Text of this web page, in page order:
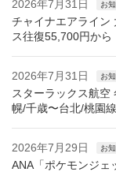
2026年7月31日 お
チャイナエアライン
ス往復55,700円から
2026年7月31日 お
スターラックス航空
幌/千歳〜台北/桃園
2026年7月29日 お
ANA「ポケモンジェ